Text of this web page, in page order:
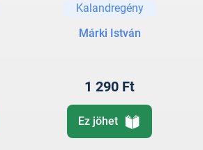
Kalandregény
Márki István
1 290 Ft
Ez jöhet